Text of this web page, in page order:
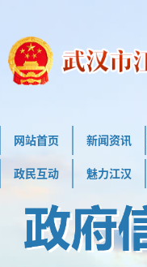
网站首页 新闻资讯
政民互动 魅力江汉